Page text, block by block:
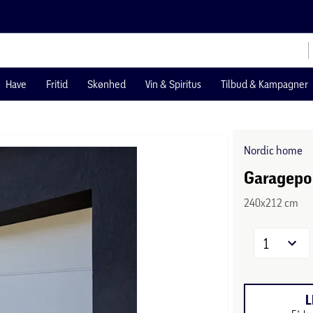
Have Fritid Skønhed Vin & Spiritus Tilbud & Kampagner
Nordic home
240x212 cm
1